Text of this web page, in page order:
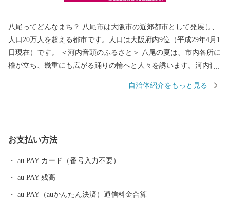
八尾ってどんなまち？ 八尾市は大阪市の近郊都市として発展し、
人口20万人を超える都市です。人口は大阪府内9位（平成29年4月1
日現在）です。 ＜河内音頭のふるさと＞ 八尾の夏は、市内各所に
櫓が立ち、幾重にも広がる踊りの輪へと人々を誘います。河内音
でも、「河内音頭発祥の地」と伝わる常光寺の正調河内音頭は、
でしか聞くことができません。 また、夏の風物詩として毎年9月
上旬に盛大に開催される八尾河内音頭まつり。河内音頭グランプ
市民で賑わいます。 ＜歴史遺産のまち＞ 八尾市はゆたかな歴史や
文化財を有するまちです。市東部にある高安山山ろくは、地元で
自治体紹介をもっと見る
お支払い方法
au PAY カード（番号入力不要）
au PAY 残高
au PAY（auかんたん決済）通信料金合算